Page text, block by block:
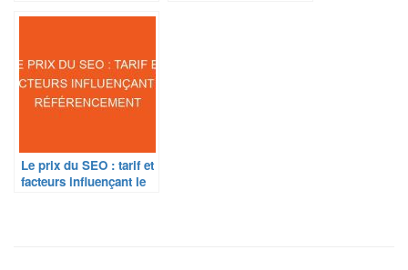
Le prix du SEO : tarif et
facteurs influençant le